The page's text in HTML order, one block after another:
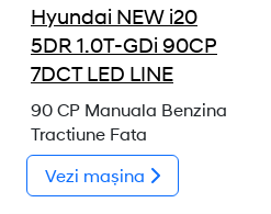
Hyundai NEW i20
5DR 1.0T-GDi 90CP
7DCT LED LINE
90 CP Manuala Benzina
Tractiune Fata
Vezi mașina